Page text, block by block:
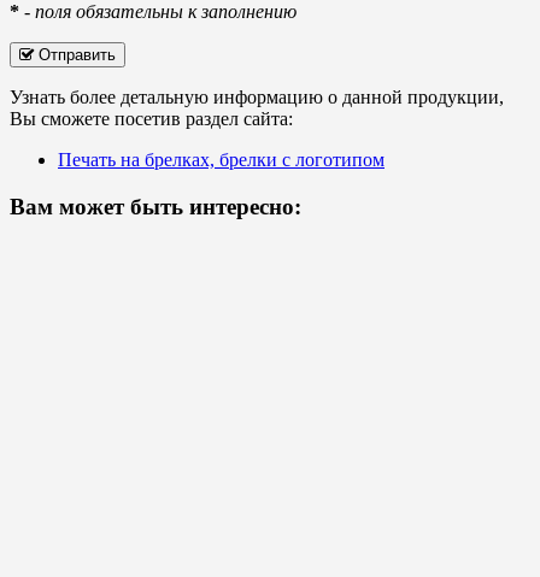
* - поля обязательны к заполнению
Отправить
Узнать более детальную информацию о данной продукции,
Вы сможете посетив раздел сайта:
Печать на брелках, брелки с логотипом
Вам может быть интересно: